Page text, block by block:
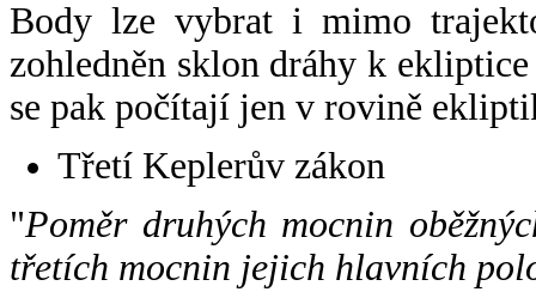
Body lze vybrat i mimo
zohledněn sklon dráhy k
se pak počítají jen v rovině
Třetí Keplerův zákon
"Poměr druhých mocnin
třetích mocnin jejich hlavních